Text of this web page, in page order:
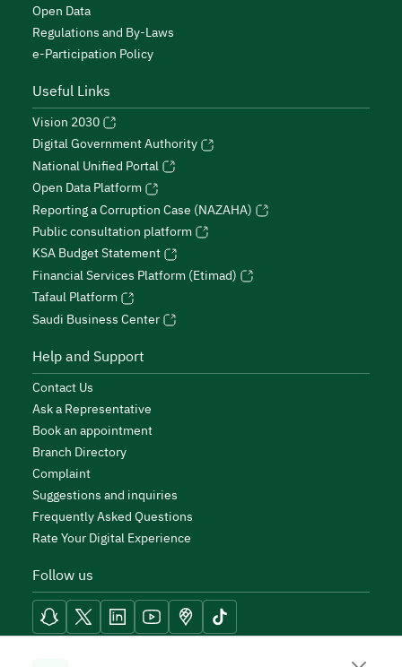
Open Data
Regulations and By-Laws
e-Participation Policy
Useful Links
Vision 2030
Digital Government Authority
National Unified Portal
Open Data Platform
Reporting a Corruption Case (NAZAHA)
Public consultation platform
KSA Budget Statement
Financial Services Platform (Etimad)
Tafaul Platform
Saudi Business Center
Help and Support
Contact Us
Ask a Representative
Book an appointment
Branch Directory
Complaint
Suggestions and inquiries
Frequently Asked Questions
Rate Your Digital Experience
Follow us